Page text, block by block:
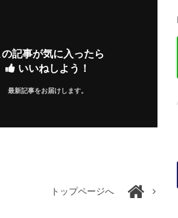
の記事が気に入ったら
いいねしよう！
最新記事をお届けします。
トップページへ